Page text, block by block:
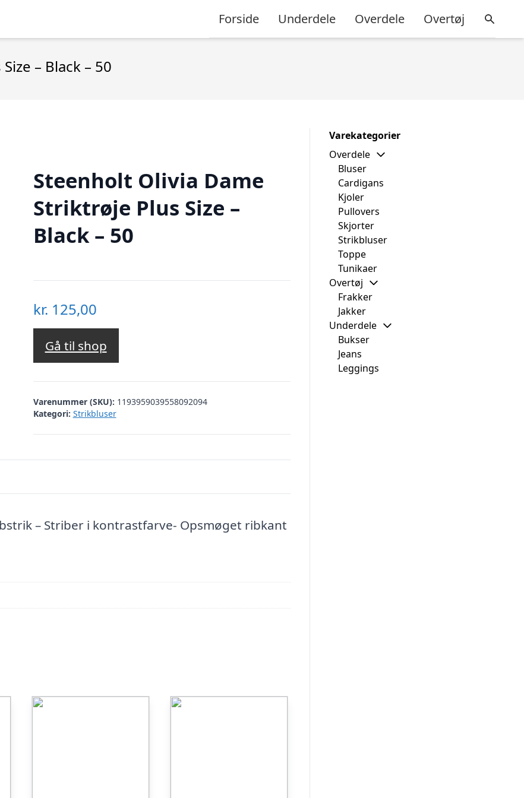
Forside Underdele Overdele Overtøj
– Black – 50
Steenholt Olivia Dame
Striktrøje Plus Size –
Black – 50
kr. 125,00
Gå til shop
Varenummer (SKU): 1193959039558092094
Kategori: Strikbluser
– Striber i kontrastfarve- Opsmøget ribkant
Varekategorier
Overdele
Bluser
Cardigans
Kjoler
Pullovers
Skjorter
Strikbluser
Toppe
Tunikaer
Overtøj
Frakker
Jakker
Underdele
Bukser
Jeans
Leggings